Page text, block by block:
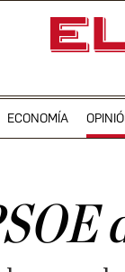
ECONOMÍA